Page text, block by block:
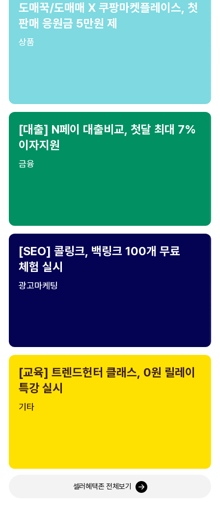
도매꾹/도매매 X 쿠팡마켓플레이스, 첫
판매 응원금 5만원 제
상품
[대출] N페이 대출비교, 첫달 최대 7%
이자지원
금융
[SEO] 콜링크, 백링크 100개 무료
체험 실시
광고마케팅
[교육] 트렌드헌터 클래스, 0원 릴레이
특강 실시
기타
셀러혜택존 전체보기